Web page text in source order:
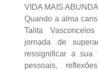
VIDA MAIS
Quando a alma
Talita
jornada de
ressignificar a
pessoais,